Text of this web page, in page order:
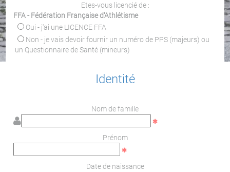
Etes-vous licencié de :
FFA - Fédération Française d'Athlétisme
Oui - j'ai une LICENCE FFA
Non - je vais devoir fournir un numéro de PPS (majeurs) ou
un Questionnaire de Santé (mineurs)
Identité
Nom de famille
Prénom
Date de naissance